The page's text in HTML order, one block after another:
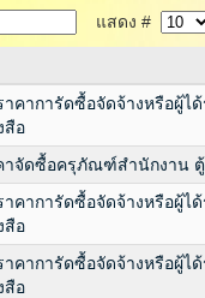
แสดง #
คาการัดซื้อจัดจ้างหรือผู้ไ
สือ
าจัดซื้อครุภัณฑ์สำนักงาน
คาการัดซื้อจัดจ้างหรือผู้ไ
สือ
คาการัดซื้อจัดจ้างหรือผู้ไ
สือ